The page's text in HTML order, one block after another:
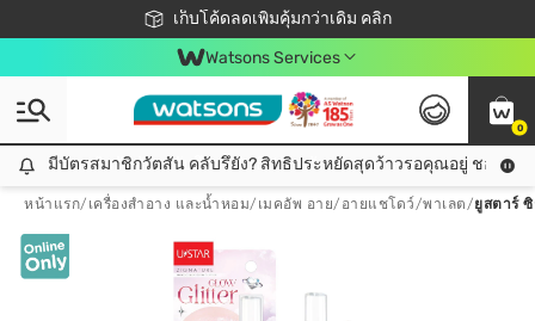
เก็บโค้ดลดเพิ่มคุ้มกว่าเดิม คลิก
ชอปออนไลน์ครั้งแรก ลดเพิ่มจุก ๆ 10%! 🎉
📦ส่งฟรี! เมื่อชอป 499฿
สมาชิกวัตสัน คลับดียังไง?
Watsons Services
0
มีบัตรสมาชิกวัตสัน คลับรึยัง? สิทธิประหยัดสุดว้าวรอคุณอยู่ ชอปคุ้มกว่าเดิม คลิก!
มีบัตรสมาชิกวัตสัน คลับรึยัง? สิทธิประหยัดสุดว้าวรอคุณอยู่ ชอปคุ้มก
หน้าแรก/ เครื่องสำอาง และน้ำหอม/ เมคอัพ อาย/ อายแชโดว์/พาเลต/ยูสตาร์